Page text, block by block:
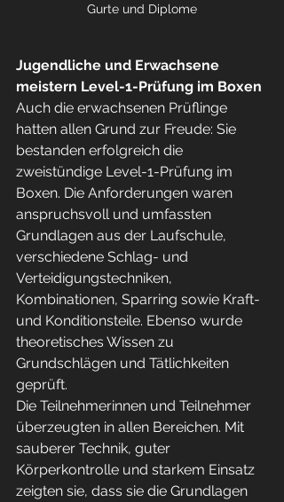
Gurte und Diplome
Jugendliche und Erwachsene
meistern Level-1-Prüfung im Boxen
Auch die erwachsenen Prüflinge
hatten allen Grund zur Freude: Sie
bestanden erfolgreich die
zweistündige Level-1-Prüfung im
Boxen. Die Anforderungen waren
anspruchsvoll und umfassten
Grundlagen aus der Laufschule,
verschiedene Schlag- und
Verteidigungstechniken,
Kombinationen, Sparring sowie Kraft-
und Konditionsteile. Ebenso wurde
theoretisches Wissen zu
Grundschlägen und Tätlichkeiten
geprüft.
Die Teilnehmerinnen und Teilnehmer
überzeugten in allen Bereichen. Mit
sauberer Technik, guter
Körperkontrolle und starkem Einsatz
zeigten sie, dass sie die Grundlagen